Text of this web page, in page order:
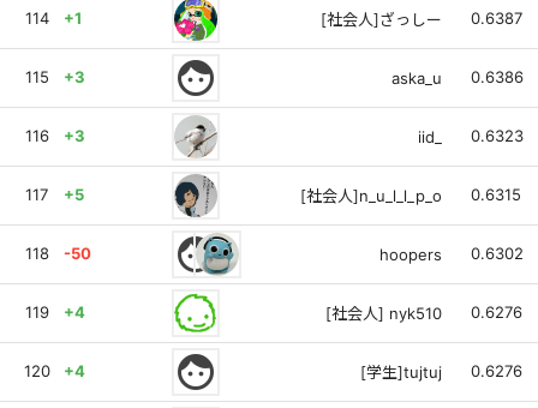
114 +1 [社会人]ざっしー 0.6387
115 +3 face aska_u 0.6386
116 +3 iid_ 0.6323
117 +5 [社会人]n_u_l_l_p_o 0.6315
118 -50 face hoopers 0.6302
119 +4 [社会人] nyk510 0.6276
120 +4 face [学生]tujtuj 0.6276